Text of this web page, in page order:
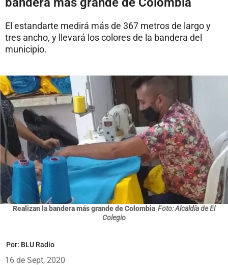
El estandarte medirá más de 367 metros de largo y
tres ancho, y llevará los colores de la bandera del
municipio.
Realizan la bandera más grande de Colombia Foto: Alcaldía de El
Colegio
Por: BLU Radio
16 de Sept, 2020